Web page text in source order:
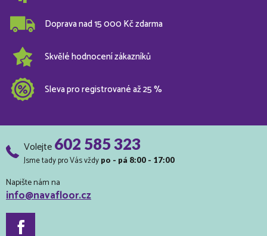
Doprava nad 15 000 Kč zdarma
Skvělé hodnocení zákazníků
Sleva pro registrované až 25 %
Volejte602 585 323
Jsme tady pro Vás vždy po - pá 8:00 - 17:00
Napište nám na
info@navafloor.cz